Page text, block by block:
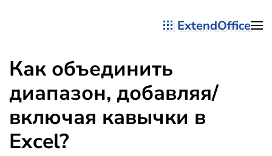
ExtendOffice
Как объединить
диапазон, добавляя/
включая кавычки в
Excel?